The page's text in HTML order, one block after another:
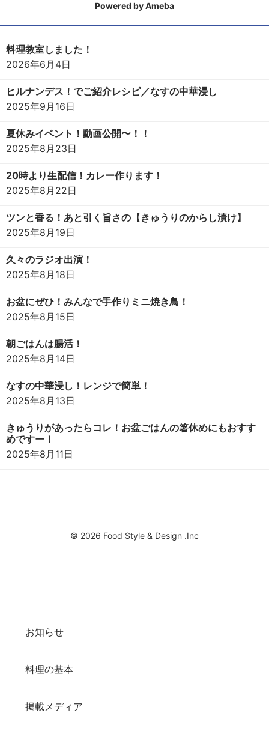
Powered by Ameba
料理教室しました！
2026年6月4日
ヒルナンデス！でご紹介レシピ／なすの中華浸し
2025年9月16日
夏休みイベント！動画公開〜！！
2025年8月23日
20時より生配信！カレー作ります！
2025年8月22日
ツンと香る！あと引く旨さの【きゅうりのからし漬け】
2025年8月19日
久々のラジオ出演！
2025年8月18日
お盆にぜひ！みんなで手作りミニ焼き鳥！
2025年8月15日
朝ごはんは腸活！
2025年8月14日
なすの中華浸し！レンジで簡単！
2025年8月13日
きゅうりがあったらコレ！お盆ごはんの箸休めにもおすす
めですー！
2025年8月11日
© 2026 Food Style & Design .Inc
お知らせ
料理の基本
掲載メディア